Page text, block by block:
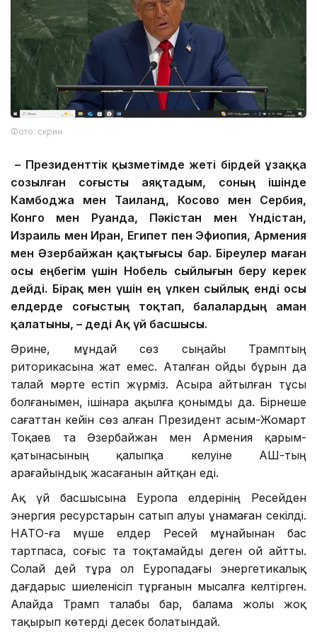
Фото: скрин
– Президенттік қызметімде жеті бірдей ұзаққа
созылған соғысты аяқтадым, соның ішінде
Камбоджа мен Таиланд, Косово мен Сербия,
Конго мен Руанда, Пәкістан мен Үндістан,
Израиль мен Иран, Египет пен Эфиопия, Армения
мен Әзербайжан қақтығысы бар. Біреулер маған
осы еңбегім үшін Нобель сыйлығын беру керек
дейді. Бірақ мен үшін ең үлкен сыйлық енді осы
елдерде соғыстың тоқтап, балалардың аман
қалатыны, – деді Ақ үй басшысы.
Әрине, мұндай сөз сыңайы Трамптың
риторикасына жат емес. Аталған ойды бұрын да
талай мәрте естіп жүрміз. Асыра айтылған тұсы
болғанымен, ішінара ақылға қонымды да. Бірнеше
сағаттан кейін сөз алған Президент Қасым-Жомарт
Тоқаев та Әзербайжан мен Армения қарым-
қатынасының қалыпқа келуіне АҚШ-тың
арағайындық жасағанын айтқан еді.
Ақ үй басшысына Еуропа елдерінің Ресейден
энергия ресурстарын сатып алуы ұнамаған секілді.
НАТО-ға мүше елдер Ресей мұнайынан бас
тартпаса, соғыс та тоқтамайды деген ой айтты.
Солай дей тұра ол Еуропадағы энергетикалық
дағдарыс шиеленісіп тұрғанын мысалға келтірген.
Алайда Трамп талабы бар, балама жолы жоқ
тақырып көтерді десек болатындай.